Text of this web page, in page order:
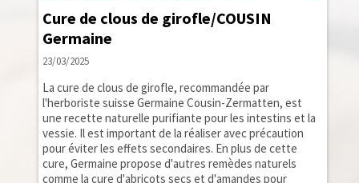
Cure de clous de girofle/COUSIN
Germaine
23/03/2025
La cure de clous de girofle, recommandée par
l'herboriste suisse Germaine Cousin-Zermatten, est
une recette naturelle purifiante pour les intestins et la
vessie. Il est important de la réaliser avec précaution
pour éviter les effets secondaires. En plus de cette
cure, Germaine propose d'autres remèdes naturels
comme la cure d'abricots secs et d'amandes pour